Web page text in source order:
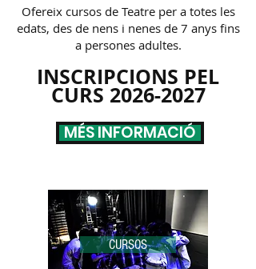
Ofereix cursos de Teatre per a totes les
edats, des de nens i nenes de 7 anys fins
a persones adultes.
INSCRIPCIONS PEL
CURS 2026-2027
MÉS INFORMACIÓ
CURSOS